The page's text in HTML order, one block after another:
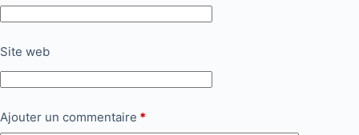
Site web
Ajouter un commentaire *